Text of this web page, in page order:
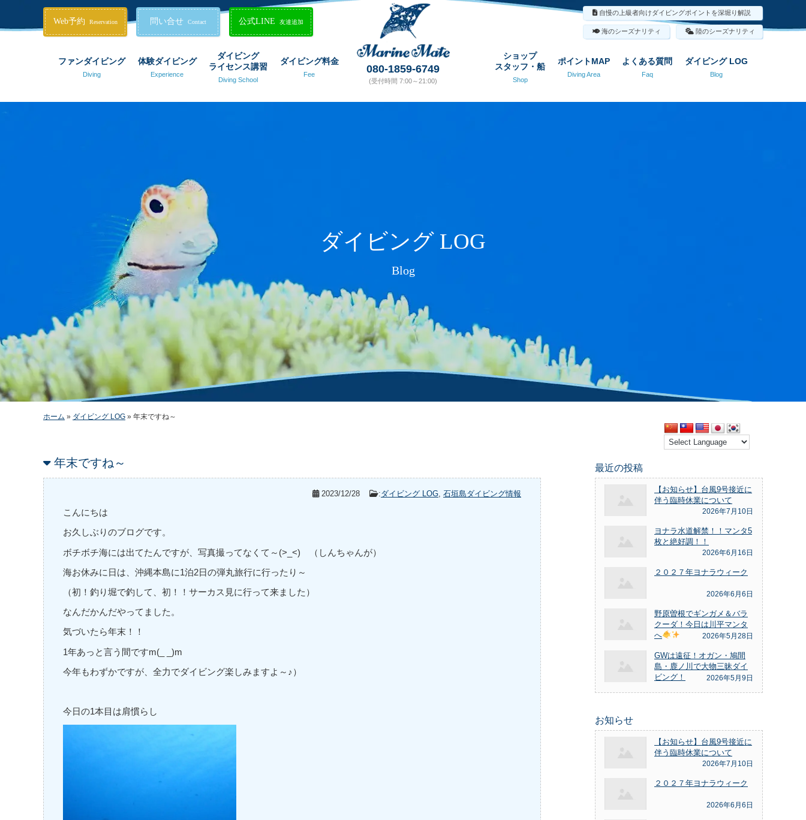
080-1859-6749
(受付時間 7:00～21:00)
ファンダイビング
Diving
体験ダイビング
Experience
ダイビング
ライセンス講習
Diving School
ダイビング料金
Fee
ショップ
スタッフ・船
Shop
ポイントMAP
Diving Area
よくある質問
Faq
ダイビング LOG
Blog
自慢の上級者向けダイビングポイントを深堀り解説
海のシーズナリティ 陸のシーズナリティ
Web予約 Reservation 問い合せ Contact 公式LINE 友達追加
ダイビング LOG
Blog
ホーム » ダイビング LOG » 年末ですね～
年末ですね～
2023/12/28 :ダイビング LOG, 石垣島ダイビング情報
こんにちは
お久しぶりのブログです。
ボチボチ海には出てたんですが、写真撮ってなくて～(>_<) （しんちゃんが）
海お休みに日は、沖縄本島に1泊2日の弾丸旅行に行ったり～
（初！釣り堀で釣して、初！！サーカス見に行って来ました）
なんだかんだやってました。
気づいたら年末！！
1年あっと言う間ですm(_ _)m
今年もわずかですが、全力でダイビング楽しみますよ～♪）
今日の1本目は肩慣らし
最近の投稿
【お知らせ】台風9号接近に
伴う臨時休業について
2026年7月10日
ヨナラ水道解禁！！マンタ5
枚と絶好調！！
2026年6月16日
２０２７年ヨナラウィーク
2026年6月6日
野原曽根でギンガメ＆バラ
クーダ！今日は川平マンタ
へ
2026年5月28日
GWは遠征！オガン・鳩間
島・鹿ノ川で大物三昧ダイ
ビング！
2026年5月9日
お知らせ
【お知らせ】台風9号接近に
伴う臨時休業について
2026年7月10日
２０２７年ヨナラウィーク
2026年6月6日